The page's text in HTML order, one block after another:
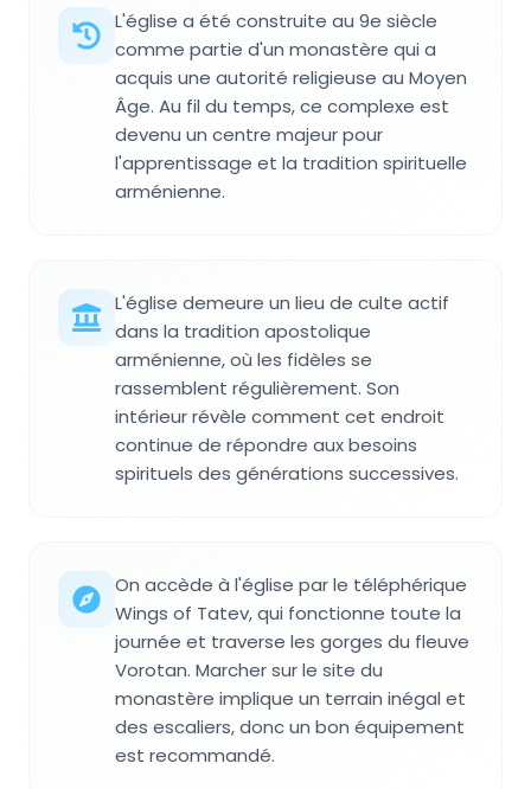
L'église a été construite au 9e siècle
comme partie d'un monastère qui a
acquis une autorité religieuse au Moyen
Âge. Au fil du temps, ce complexe est
devenu un centre majeur pour
l'apprentissage et la tradition spirituelle
arménienne.
L'église demeure un lieu de culte actif
dans la tradition apostolique
arménienne, où les fidèles se
rassemblent régulièrement. Son
intérieur révèle comment cet endroit
continue de répondre aux besoins
spirituels des générations successives.
On accède à l'église par le téléphérique
Wings of Tatev, qui fonctionne toute la
journée et traverse les gorges du fleuve
Vorotan. Marcher sur le site du
monastère implique un terrain inégal et
des escaliers, donc un bon équipement
est recommandé.